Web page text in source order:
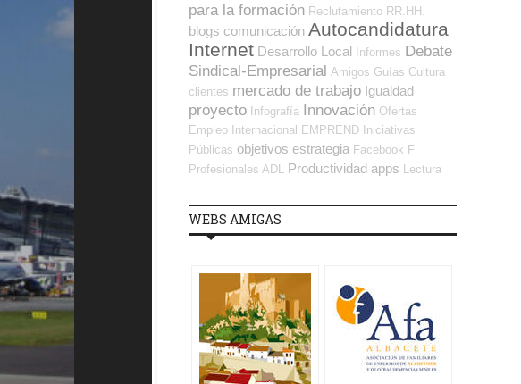
para la formación Reclutamiento RR.HH.
blogs comunicación Autocandidatura
Internet Desarrollo Local Informes Debate
Sindical-Empresarial Amigos Guías Cultura
clientes mercado de trabajo Igualdad
proyecto Infografía Innovación Ofertas
Empleo Internacional
EMPREND Iniciativas
Públicas objetivos estrategia Facebook F
Profesionales ADL
Productividad apps Lectura
WEBS AMIGAS